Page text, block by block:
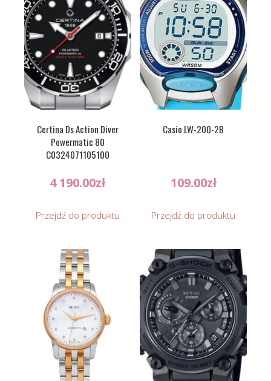
Certina Ds Action Diver
Powermatic 80
C0324071105100
4 190.00zł
Przejdź do produktu
Casio LW-200-2B
109.00zł
Przejdź do produktu